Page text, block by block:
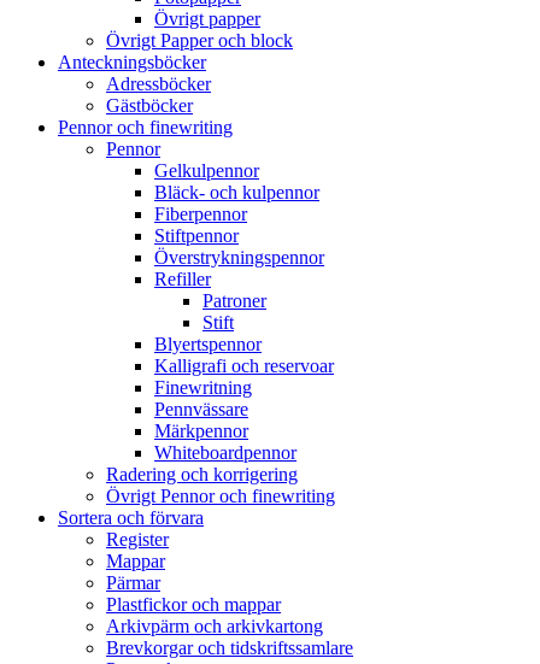
Övrigt papper
Övrigt Papper och block
Anteckningsböcker
Adressböcker
Gästböcker
Pennor och finewriting
Pennor
Gelkulpennor
Bläck- och kulpennor
Fiberpennor
Stiftpennor
Överstrykningspennor
Refiller
Patroner
Stift
Blyertspennor
Kalligrafi och reservoar
Finewritning
Pennvässare
Märkpennor
Whiteboardpennor
Radering och korrigering
Övrigt Pennor och finewriting
Sortera och förvara
Register
Mappar
Pärmar
Plastfickor och mappar
Arkivpärm och arkivkartong
Brevkorgar och tidskriftssamlare